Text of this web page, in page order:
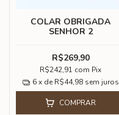
COLAR OBRIGADA
SENHOR 2
R$269,90
R$242,91 com Pix
6 x de R$44,98 sem juros
COMPRAR